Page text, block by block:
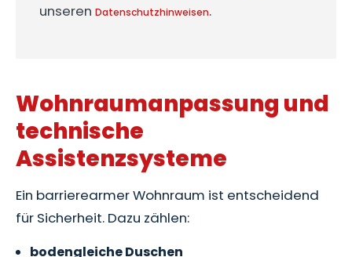
unseren Datenschutzhinweisen.
Wohnraumanpassung und
technische
Assistenzsysteme
Ein barrierearmer Wohnraum ist entscheidend
für Sicherheit. Dazu zählen:
bodengleiche Duschen